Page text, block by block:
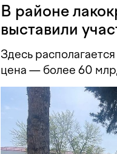
В районе
выставили
Здесь
цена — более 60